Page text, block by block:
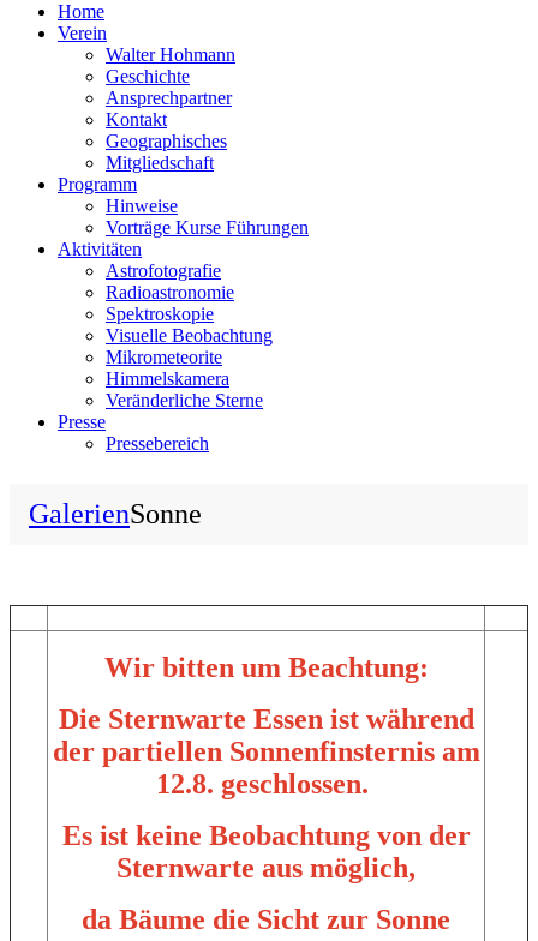
Home
Verein
Walter Hohmann
Geschichte
Ansprechpartner
Kontakt
Geographisches
Mitgliedschaft
Programm
Hinweise
Vorträge Kurse Führungen
Aktivitäten
Astrofotografie
Radioastronomie
Spektroskopie
Visuelle Beobachtung
Mikrometeorite
Himmelskamera
Veränderliche Sterne
Presse
Pressebereich
GalerienSonne
Wir bitten um Beachtung:
Die Sternwarte Essen ist während
der partiellen Sonnenfinsternis am
12.8. geschlossen.
Es ist keine Beobachtung von der
Sternwarte aus möglich,
da Bäume die Sicht zur Sonne